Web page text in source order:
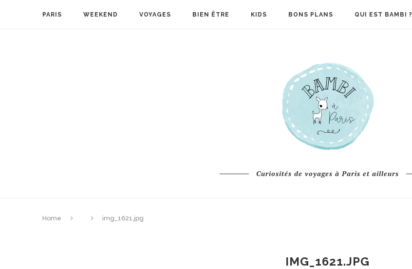
PARIS WEEKEND VOYAGES BIEN ÊTRE KIDS BONS PLANS QUI EST BAMBI ?
Curiosités de voyages à Paris et ailleurs
Home img_1621.jpg
IMG_1621.JPG